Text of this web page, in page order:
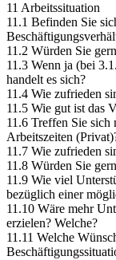
11 Arbeitssituation
11.1 Befinden Sie
11.2 Würden Sie
11.3 Wenn ja (bei
handelt es sich?
11.4 Wie zufrieden
11.5 Wie gut ist das
11.6 Treffen Sie
Arbeitszeiten
11.7 Wie zufrieden
11.8 Würden Sie
11.9 Wie viel
bezüglich einer
11.10 Wäre mehr
erzielen? Welche?
11.11 Welche